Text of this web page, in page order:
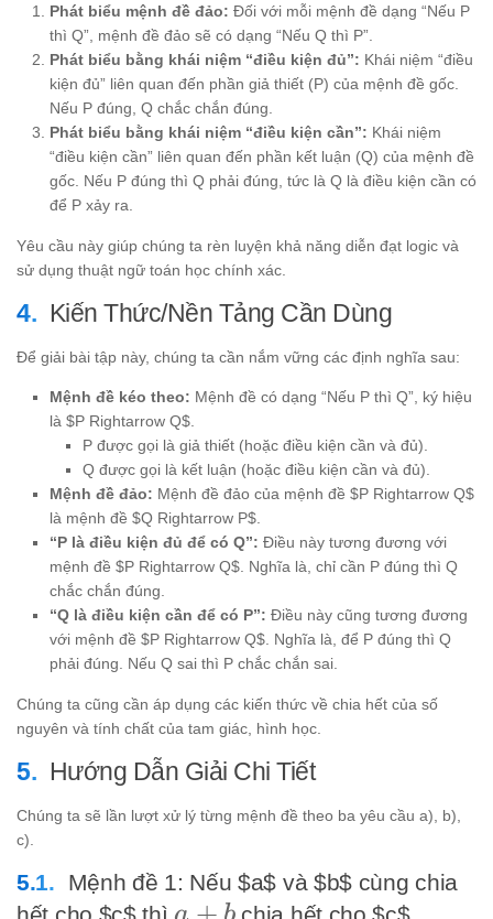
Phát biểu mệnh đề đảo: Đối với mỗi mệnh đề dạng “Nếu P
thì Q”, mệnh đề đảo sẽ có dạng “Nếu Q thì P”.
Phát biểu bằng khái niệm “điều kiện đủ”: Khái niệm “điều
kiện đủ” liên quan đến phần giả thiết (P) của mệnh đề gốc.
Nếu P đúng, Q chắc chắn đúng.
Phát biểu bằng khái niệm “điều kiện cần”: Khái niệm
“điều kiện cần” liên quan đến phần kết luận (Q) của mệnh đề
gốc. Nếu P đúng thì Q phải đúng, tức là Q là điều kiện cần có
để P xảy ra.
Yêu cầu này giúp chúng ta rèn luyện khả năng diễn đạt logic và
sử dụng thuật ngữ toán học chính xác.
Kiến Thức/Nền Tảng Cần Dùng
Để giải bài tập này, chúng ta cần nắm vững các định nghĩa sau:
Mệnh đề kéo theo: Mệnh đề có dạng “Nếu P thì Q”, ký hiệu
là $P Rightarrow Q$.
P được gọi là giả thiết (hoặc điều kiện cần và đủ).
Q được gọi là kết luận (hoặc điều kiện cần và đủ).
Mệnh đề đảo: Mệnh đề đảo của mệnh đề $P Rightarrow Q$
là mệnh đề $Q Rightarrow P$.
“P là điều kiện đủ để có Q”: Điều này tương đương với
mệnh đề $P Rightarrow Q$. Nghĩa là, chỉ cần P đúng thì Q
chắc chắn đúng.
“Q là điều kiện cần để có P”: Điều này cũng tương đương
với mệnh đề $P Rightarrow Q$. Nghĩa là, để P đúng thì Q
phải đúng. Nếu Q sai thì P chắc chắn sai.
Chúng ta cũng cần áp dụng các kiến thức về chia hết của số
nguyên và tính chất của tam giác, hình học.
Hướng Dẫn Giải Chi Tiết
Chúng ta sẽ lần lượt xử lý từng mệnh đề theo ba yêu cầu a), b),
c).
Mệnh đề 1: Nếu $a$ và $b$ cùng chia